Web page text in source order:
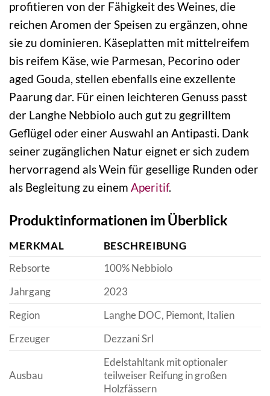
profitieren von der Fähigkeit des Weines, die
reichen Aromen der Speisen zu ergänzen, ohne
sie zu dominieren. Käseplatten mit mittelreifem
bis reifem Käse, wie Parmesan, Pecorino oder
aged Gouda, stellen ebenfalls eine exzellente
Paarung dar. Für einen leichteren Genuss passt
der Langhe Nebbiolo auch gut zu gegrilltem
Geflügel oder einer Auswahl an Antipasti. Dank
seiner zugänglichen Natur eignet er sich zudem
hervorragend als Wein für gesellige Runden oder
als Begleitung zu einem Aperitif.
Produktinformationen im Überblick
MERKMAL
BESCHREIBUNG
Rebsorte
100% Nebbiolo
Jahrgang
2023
Region
Langhe DOC, Piemont, Italien
Erzeuger
Dezzani Srl
Ausbau
Edelstahltank mit optionaler
teilweiser Reifung in großen
Holzfässern